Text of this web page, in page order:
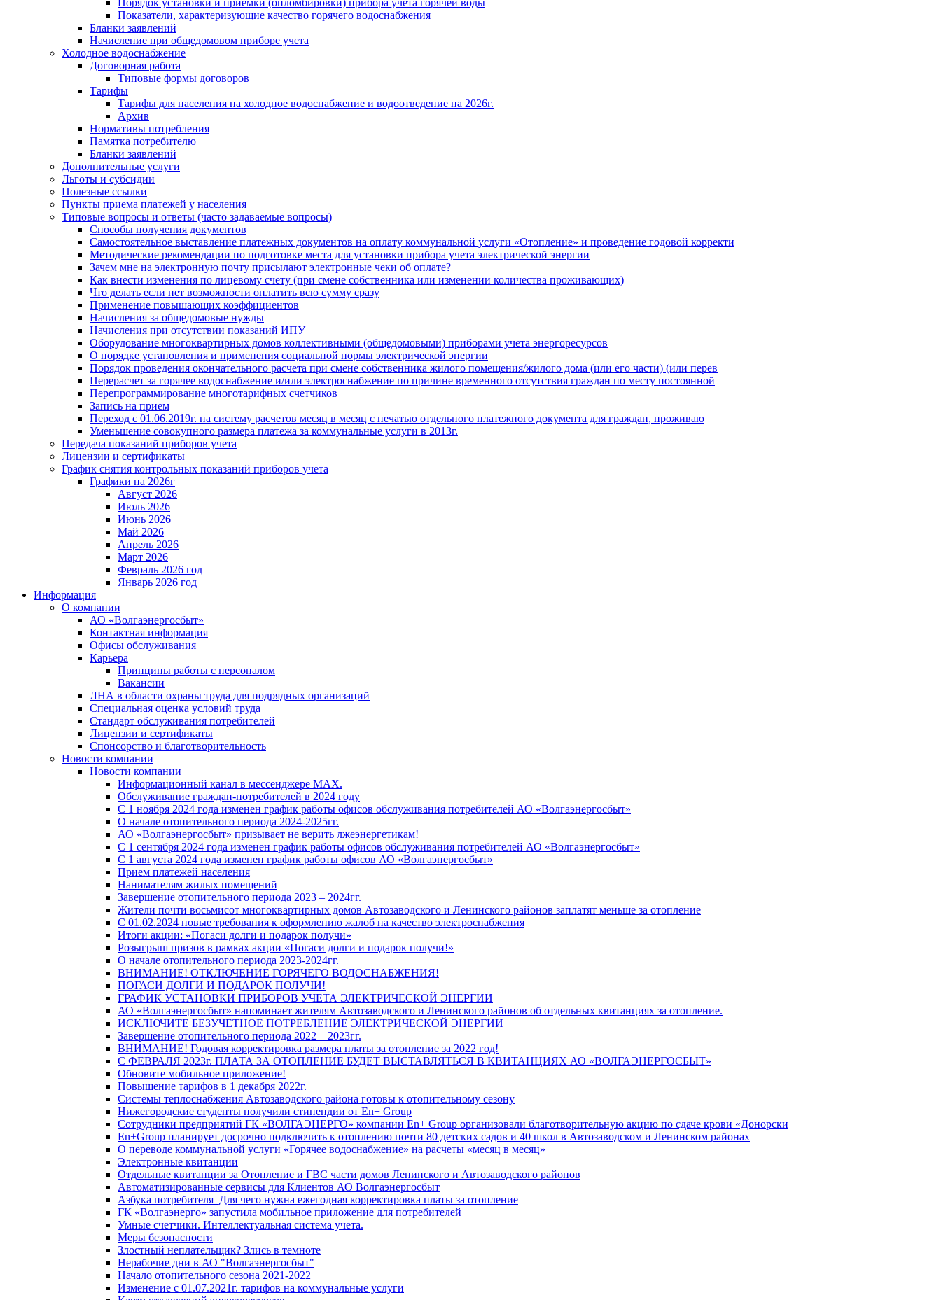
Порядок установки и приемки (опломбировки) прибора учета горячей воды
Показатели, характеризующие качество горячего водоснабжения
Бланки заявлений
Начисление при общедомовом приборе учета
Холодное водоснабжение
Договорная работа
Типовые формы договоров
Тарифы
Тарифы для населения на холодное водоснабжение и водоотведение на 2026г.
Архив
Нормативы потребления
Памятка потребителю
Бланки заявлений
Дополнительные услуги
Льготы и субсидии
Полезные ссылки
Пункты приема платежей у населения
Типовые вопросы и ответы (часто задаваемые вопросы)
Способы получения документов
Самостоятельное выставление платежных документов на оплату коммунальной услуги «Отопление» и проведение годовой корректи
Методические рекомендации по подготовке места для установки прибора учета электрической энергии
Зачем мне на электронную почту присылают электронные чеки об оплате?
Как внести изменения по лицевому счету (при смене собственника или изменении количества проживающих)
Что делать если нет возможности оплатить всю сумму сразу
Применение повышающих коэффициентов
Начисления за общедомовые нужды
Начисления при отсутствии показаний ИПУ
Оборудование многоквартирных домов коллективными (общедомовыми) приборами учета энергоресурсов
О порядке установления и применения социальной нормы электрической энергии
Порядок проведения окончательного расчета при смене собственника жилого помещения/жилого дома (или его части) (или перев
Перерасчет за горячее водоснабжение и/или электроснабжение по причине временного отсутствия граждан по месту постоянной
Перепрограммирование многотарифных счетчиков
Запись на прием
Переход с 01.06.2019г. на систему расчетов месяц в месяц с печатью отдельного платежного документа для граждан, проживаю
Уменьшение совокупного размера платежа за коммунальные услуги в 2013г.
Передача показаний приборов учета
Лицензии и сертификаты
График снятия контрольных показаний приборов учета
Графики на 2026г
Август 2026
Июль 2026
Июнь 2026
Май 2026
Апрель 2026
Март 2026
Февраль 2026 год
Январь 2026 год
Информация
О компании
АО «Волгаэнергосбыт»
Контактная информация
Офисы обслуживания
Карьера
Принципы работы с персоналом
Вакансии
ЛНА в области охраны труда для подрядных организаций
Специальная оценка условий труда
Стандарт обслуживания потребителей
Лицензии и сертификаты
Спонсорство и благотворительность
Новости компании
Новости компании
Информационный канал в мессенджере MAX.
Обслуживание граждан-потребителей в 2024 году
С 1 ноября 2024 года изменен график работы офисов обслуживания потребителей АО «Волгаэнергосбыт»
О начале отопительного периода 2024-2025гг.
АО «Волгаэнергосбыт» призывает не верить лжеэнергетикам!
С 1 сентября 2024 года изменен график работы офисов обслуживания потребителей АО «Волгаэнергосбыт»
С 1 августа 2024 года изменен график работы офисов АО «Волгаэнергосбыт»
Прием платежей населения
Нанимателям жилых помещений
Завершение отопительного периода 2023 – 2024гг.
Жители почти восьмисот многоквартирных домов Автозаводского и Ленинского районов заплатят меньше за отопление
С 01.02.2024 новые требования к оформлению жалоб на качество электроснабжения
Итоги акции: «Погаси долги и подарок получи»
Розыгрыш призов в рамках акции «Погаси долги и подарок получи!»
О начале отопительного периода 2023-2024гг.
ВНИМАНИЕ! ОТКЛЮЧЕНИЕ ГОРЯЧЕГО ВОДОСНАБЖЕНИЯ!
ПОГАСИ ДОЛГИ И ПОДАРОК ПОЛУЧИ!
ГРАФИК УСТАНОВКИ ПРИБОРОВ УЧЕТА ЭЛЕКТРИЧЕСКОЙ ЭНЕРГИИ
АО «Волгаэнергосбыт» напоминает жителям Автозаводского и Ленинского районов об отдельных квитанциях за отопление.
ИСКЛЮЧИТЕ БЕЗУЧЕТНОЕ ПОТРЕБЛЕНИЕ ЭЛЕКТРИЧЕСКОЙ ЭНЕРГИИ
Завершение отопительного периода 2022 – 2023гг.
ВНИМАНИЕ! Годовая корректировка размера платы за отопление за 2022 год!
С ФЕВРАЛЯ 2023г. ПЛАТА ЗА ОТОПЛЕНИЕ БУДЕТ ВЫСТАВЛЯТЬСЯ В КВИТАНЦИЯХ АО «ВОЛГАЭНЕРГОСБЫТ»
Обновите мобильное приложение!
Повышение тарифов в 1 декабря 2022г.
Системы теплоснабжения Автозаводского района готовы к отопительному сезону
Нижегородские студенты получили стипендии от En+ Group
Сотрудники предприятий ГК «ВОЛГАЭНЕРГО» компании En+ Group организовали благотворительную акцию по сдаче крови «Донорски
En+Group планирует досрочно подключить к отоплению почти 80 детских садов и 40 школ в Автозаводском и Ленинском районах
О переводе коммунальной услуги «Горячее водоснабжение» на расчеты «месяц в месяц»
Электронные квитанции
Отдельные квитанции за Отопление и ГВС части домов Ленинского и Автозаводского районов
Автоматизированные сервисы для Клиентов АО Волгаэнергосбыт
Азбука потребителя_Для чего нужна ежегодная корректировка платы за отопление
ГК «Волгаэнерго» запустила мобильное приложение для потребителей
Умные счетчики. Интеллектуальная система учета.
Меры безопасности
Злостный неплательщик? Злись в темноте
Нерабочие дни в АО "Волгаэнергосбыт"
Начало отопительного сезона 2021-2022
Изменение с 01.07.2021г. тарифов на коммунальные услуги